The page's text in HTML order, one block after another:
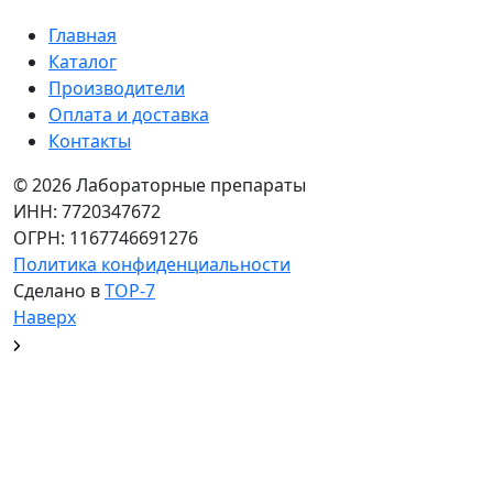
Главная
Каталог
Производители
Оплата и доставка
Контакты
© 2026 Лабораторные препараты
ИНН: 7720347672
ОГРН: 1167746691276
Политика конфиденциальности
Сделано вTOP-7
Наверх